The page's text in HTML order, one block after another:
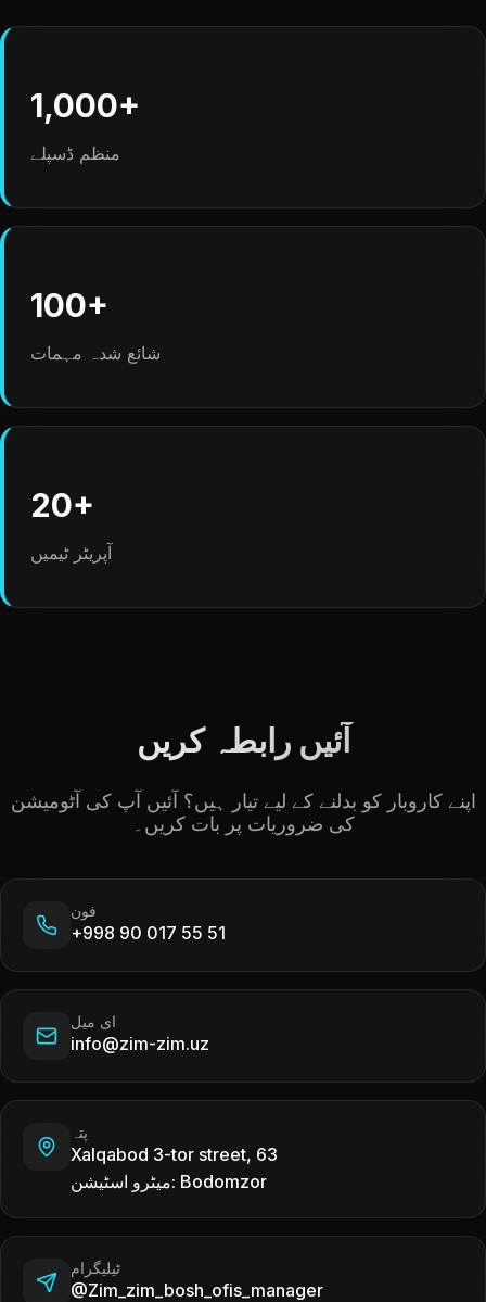
1,000+
منظم ڈسپلے
100+
شائع شدہ مہمات
20+
آپریٹر ٹیمیں
آئیں رابطہ کریں
اپنے کاروبار کو بدلنے کے لیے تیار ہیں؟ آئیں آپ کی آٹومیشن
کی ضروریات پر بات کریں۔
فون
+998 90 017 55 51
ای میل
info@zim-zim.uz
پتہ
Xalqabod 3-tor street, 63
میٹرو اسٹیشن: Bodomzor
ٹیلیگرام
@Zim_zim_bosh_ofis_manager